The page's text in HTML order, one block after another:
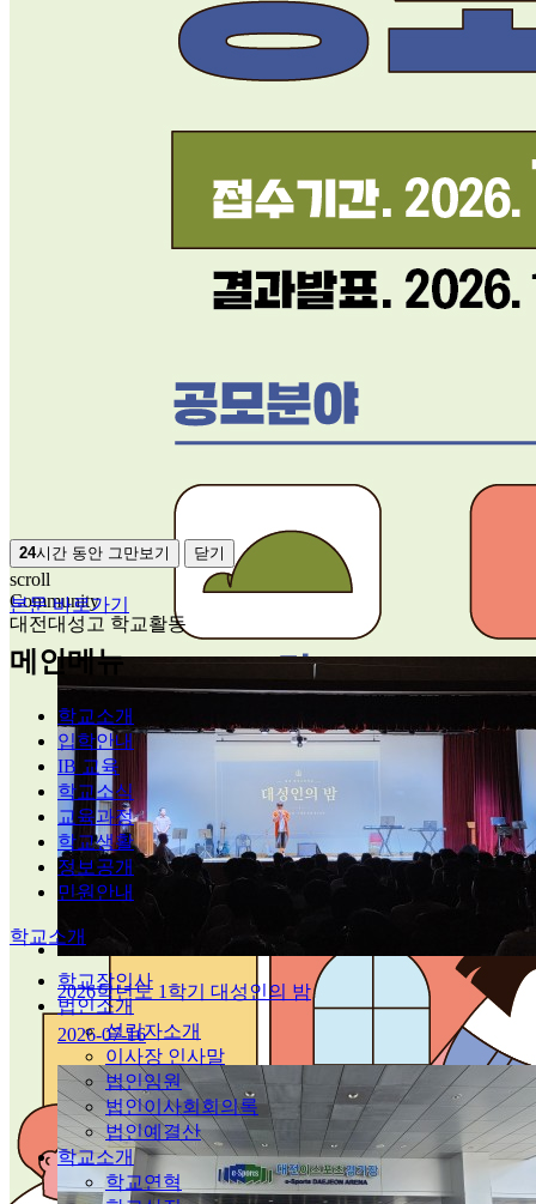
24시간 동안 그만보기 닫기
본문 바로가기
메인메뉴
학교소개
입학안내
IB 교육
학교소식
교육과정
학교생활
정보공개
민원안내
학교소개
학교장인사
법인소개
설립자소개
이사장 인사말
법인임원
법인이사회회의록
법인예결산
학교소개
학교연혁
scroll
Community
대전대성고 학교활동
2026학년도 1학기 대성인의 밤
2026-07-16